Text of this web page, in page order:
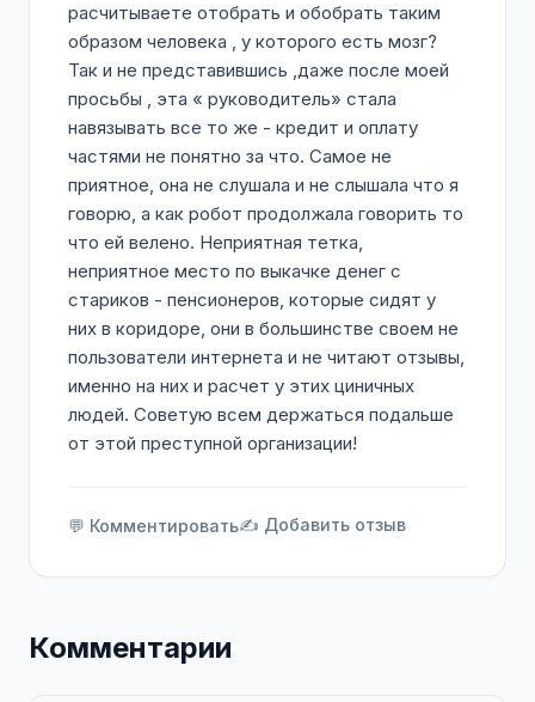
расчитываете отобрать и обобрать таким
образом человека , у которого есть мозг?
Так и не представившись ,даже после моей
просьбы , эта « руководитель» стала
навязывать все то же - кредит и оплату
частями не понятно за что. Самое не
приятное, она не слушала и не слышала что я
говорю, а как робот продолжала говорить то
что ей велено. Неприятная тетка,
неприятное место по выкачке денег с
стариков - пенсионеров, которые сидят у
них в коридоре, они в большинстве своем не
пользователи интернета и не читают отзывы,
именно на них и расчет у этих циничных
людей. Советую всем держаться подальше
от этой преступной организации!
💬 Комментировать✍️ Добавить отзыв
Комментарии